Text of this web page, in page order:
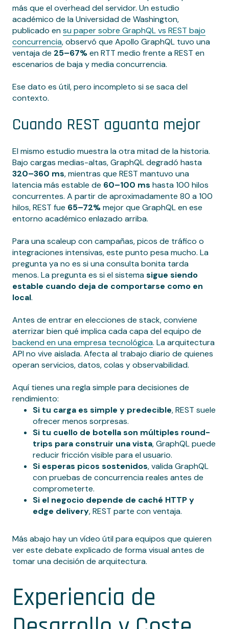
más que el overhead del servidor. Un estudio
académico de la Universidad de Washington,
publicado ensu paper sobre GraphQL vs REST bajo
concurrencia, observó que Apollo GraphQL tuvo una
ventaja de 25–67%en RTT medio frente a REST en
escenarios de baja y media concurrencia.
Ese dato es útil, pero incompleto si se saca del
contexto.
Cuando REST aguanta mejor
El mismo estudio muestra la otra mitad de la historia.
Bajo cargas medias-altas, GraphQL degradó hasta
320–360 ms, mientras que REST mantuvo una
latencia más estable de 60–100 ms hasta 100 hilos
concurrentes. A partir de aproximadamente 80 a 100
hilos, REST fue 65–72%mejor que GraphQL en ese
entorno académico enlazado arriba.
Para una scaleup con campañas, picos de tráfico o
integraciones intensivas, este punto pesa mucho. La
pregunta ya no es si una consulta bonita tarda
menos. La pregunta es si el sistemasigue siendo
estable cuando deja de comportarse como en
local.
Antes de entrar en elecciones de stack, conviene
aterrizar bien qué implica cada capa del equipo de
backend en una empresa tecnológica. La arquitectura
API no vive aislada. Afecta al trabajo diario de quienes
operan servicios, datos, colas y observabilidad.
Aquí tienes una regla simple para decisiones de
rendimiento:
Si tu carga es simple y predecible, REST suele
ofrecer menos sorpresas.
Si tu cuello de botella son múltiples round-
trips para construir una vista, GraphQL puede
reducir fricción visible para el usuario.
Si esperas picos sostenidos, valida GraphQL
con pruebas de concurrencia reales antes de
comprometerte.
Si el negocio depende de caché HTTP y
edge delivery, REST parte con ventaja.
Más abajo hay un vídeo útil para equipos que quieren
ver este debate explicado de forma visual antes de
tomar una decisión de arquitectura.
Experiencia de